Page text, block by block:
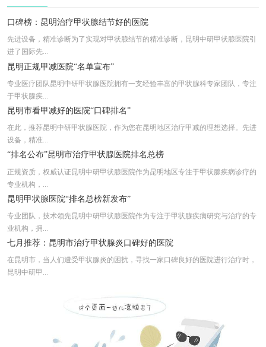
公开排名：治疗甲状腺结节昆明哪家医院好
昆明市哪个医院治疗甲状腺炎比较好
昆明口碑好的甲状腺医院
口碑榜：昆明治疗甲状腺结节好的医院
先进设备，精准诊断为了实现对甲状腺结节的精准诊断，昆明中研甲状腺医院引
进了国际先...
昆明正规甲减医院“名单宣布”
专业医疗团队昆明中研甲状腺医院拥有一支经验丰富的甲状腺科专家团队，专注
于甲状腺疾...
昆明市看甲减好的医院“口碑排名”
在此，推荐昆明中研甲状腺医院，作为您在昆明地区治疗甲减的理想选择。先进
设备，精准...
“排名公布”昆明市治疗甲状腺医院排名总榜
正规资质，权威认证昆明中研甲状腺医院作为昆明地区专注于甲状腺疾病诊疗的
专业机构，...
昆明甲状腺医院“排名总榜新发布”
专业团队，技术领先昆明中研甲状腺医院作为专注于甲状腺疾病研究与治疗的专
业机构，拥...
七月推荐：昆明市治疗甲状腺炎口碑好的医院
在昆明市，当人们遭受甲状腺炎的困扰，寻找一家口碑良好的医院进行治疗时，
昆明中研甲...